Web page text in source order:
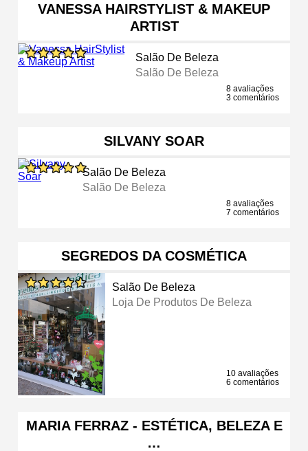
VANESSA HAIRSTYLIST & MAKEUP
ARTIST
Salão De Beleza
Salão De Beleza
8 avaliações
3 comentários
SILVANY SOAR
Salão De Beleza
Salão De Beleza
8 avaliações
7 comentários
SEGREDOS DA COSMÉTICA
Salão De Beleza
Loja De Produtos De Beleza
10 avaliações
6 comentários
MARIA FERRAZ - ESTÉTICA, BELEZA E
…